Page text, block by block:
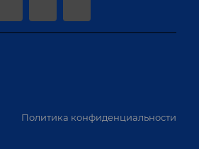
Политика конфиденциальности